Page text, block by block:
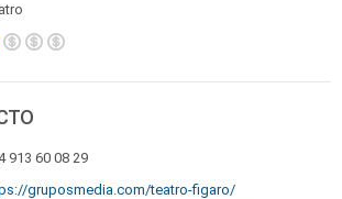
913 60 08 29
gruposmedia.com/teatro-figaro/